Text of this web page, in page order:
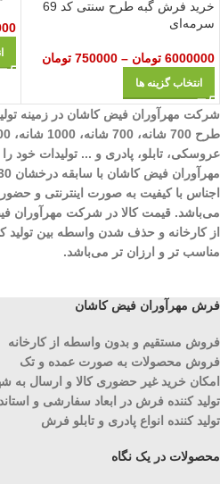
خرید فرش گبه طرح سنتی کد 69
سرمه‌ای
6000000 تومان –
750000 تومان
انتخاب گزینه ها
شرکت مهرآوران فیض کاشان در زمینه
عروسکی، تابلو، پادری و ... تولیدات خود
اجناس با کیفیت به صورت اینترنتی و
می‌باشد. قیمت کالا در شرکت مهرآوران
از کارخانه و حذف شدن واسطه بین تولید
مناسب تر و ارزان تر می‌باشد.
فرش مهرآوران فیض کاشان
فروش مستقیم و بدون واسطه از کارخانه
فروش محصولات به صورت عمده و تک
امکان خرید غیر حضوری کالا و ارسال به
تولید کننده فرش در ابعاد سفارشی و
تولید کننده انواع پادری و تابلو فرش
محصولات در یک نگاه